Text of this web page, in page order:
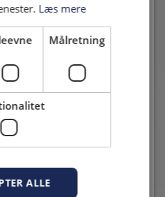
føring taget i
i det 77. minut, på et
stolpe. Herefter sker
overtid får endnu en af
Zakaria Mokdad fra U19 får
fortjent sejr på 3-1 til
som redder dem et
fremragende, og finder de
Læs mere
Målretning
ALLE